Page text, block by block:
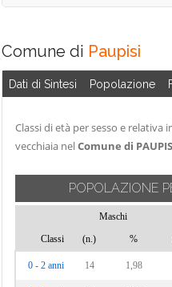
Colle Sannita
Cusano Mutri
Pietraroja
Comune di Paupisi
Dati di Sintesi Popolazione
Classi di età per sesso e relativa
vecchiaia nelComune di
POPOLAZIONE
Maschi
Classi
(n.) %
0 - 2 anni 14 1,98